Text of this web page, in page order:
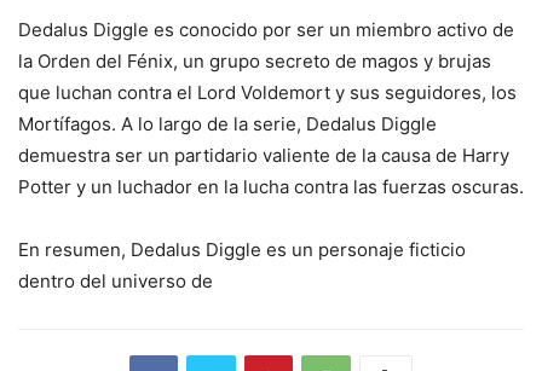
Dedalus Diggle es conocido por ser un miembro activo de
la Orden del Fénix, un grupo secreto de magos y brujas
que luchan contra el Lord Voldemort y sus seguidores, los
Mortífagos. A lo largo de la serie, Dedalus Diggle
demuestra ser un partidario valiente de la causa de Harry
Potter y un luchador en la lucha contra las fuerzas oscuras.
En resumen, Dedalus Diggle es un personaje ficticio
dentro del universo de